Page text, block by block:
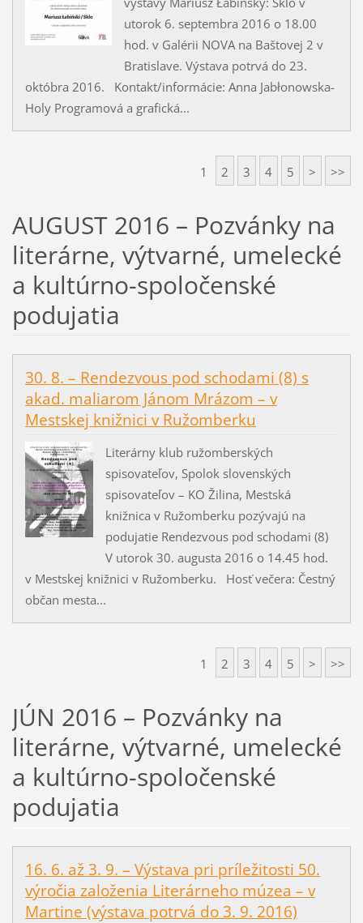
utorok 6. septembra 2016 o 18.00
hod. v Galérii NOVA na Baštovej 2 v
Bratislave. Výstava potrvá do 23.
októbra 2016. Kontakt/informácie: Anna Jabłonowska-
Holy Programová a grafická...
1 2 3 4 5 > >>
AUGUST 2016 – Pozvánky na
literárne, výtvarné, umelecké
a kultúrno-spoločenské
podujatia
30. 8. – Rendezvous pod schodami (8) s
akad. maliarom Jánom Mrázom – v
Mestskej knižnici v Ružomberku
Literárny klub ružomberských
spisovateľov, Spolok slovenských
spisovateľov – KO Žilina, Mestská
knižnica v Ružomberku pozývajú na
podujatie Rendezvous pod schodami (8)
V utorok 30. augusta 2016 o 14.45 hod.
v Mestskej knižnici v Ružomberku. Hosť večera: Čestný
občan mesta...
1 2 3 4 5 > >>
JÚN 2016 – Pozvánky na
literárne, výtvarné, umelecké
a kultúrno-spoločenské
podujatia
16. 6. až 3. 9. – Výstava pri príležitosti 50.
výročia založenia Literárneho múzea – v
Martine (výstava potrvá do 3. 9. 2016)